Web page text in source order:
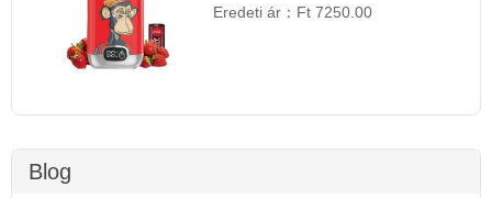
Eredeti ár： Ft 7250.00
Blog